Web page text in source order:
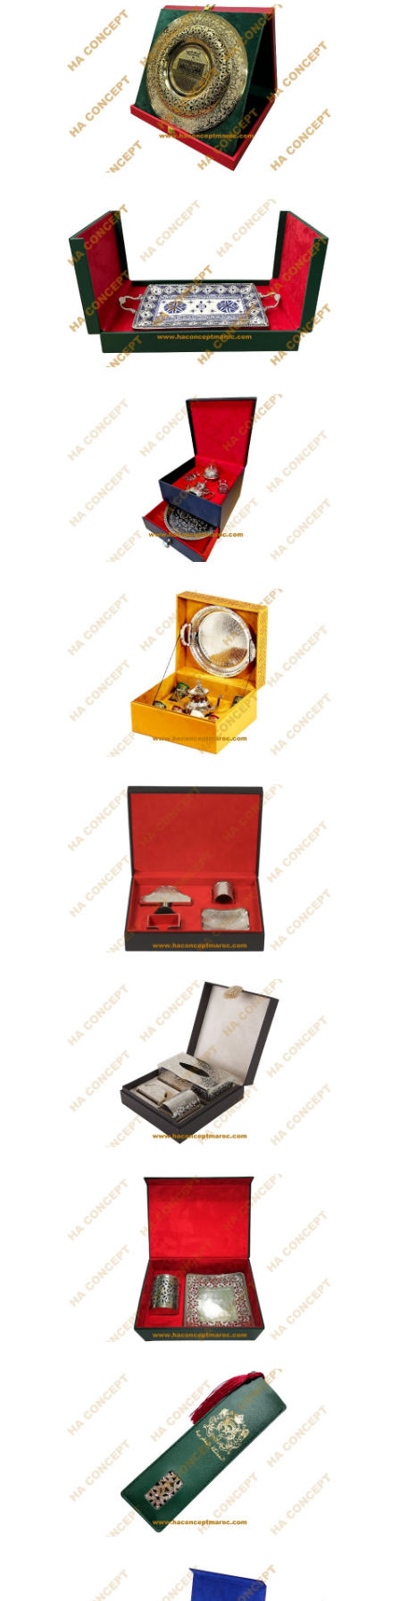
Idéal pour un Cadeau Journée de la
Coffret Colorful Life
Cadeau traditionnel Marocain qui...
Coffret Madaya
Coffret Théière Marocaine artisanal fait
Coffret Tafukt
HA CONCEPT est une société
Coffret Noblesse
Coffret cadeau artisanal qui contient:
Coffret Majestueux
Coffret cadeau Maroc qui contient un
Coffret Deluxe
• Vide-poche fait main à base de
Coffret Joyau
Coffret Beauty Art